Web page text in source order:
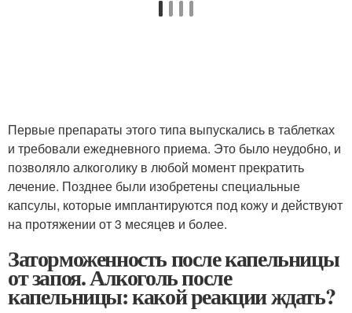
Первые препараты этого типа выпускались в таблетках
и требовали ежедневного приема. Это было неудобно, и
позволяло алкоголику в любой момент прекратить
лечение. Позднее были изобретены специальные
капсулы, которые имплантируются под кожу и действуют
на протяжении от 3 месяцев и более.
Заторможенность после капельницы
от запоя. Алкоголь после
капельницы: какой реакции ждать?